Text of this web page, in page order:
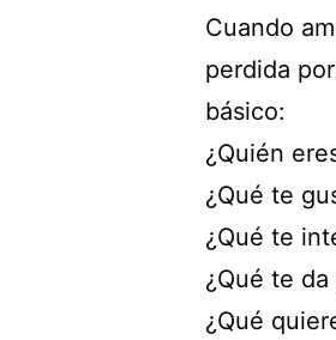
Cuando
perdida
básico:
¿Quién
¿Qué te
¿Qué te
¿Qué te da
¿Qué